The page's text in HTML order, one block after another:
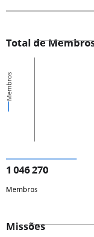
Total de
Membros
1 046 270
Membros
Missões